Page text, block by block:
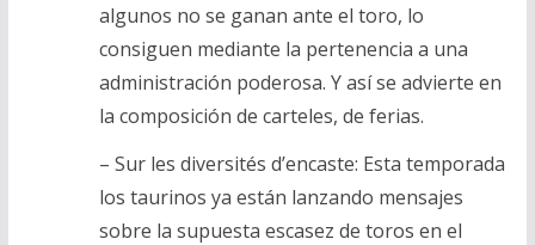
algunos no se ganan ante el toro, lo
consiguen mediante la pertenencia a una
administración poderosa. Y así se advierte en
la composición de carteles, de ferias.
– Sur les diversités d’encaste: Esta temporada
los taurinos ya están lanzando mensajes
sobre la supuesta escasez de toros en el